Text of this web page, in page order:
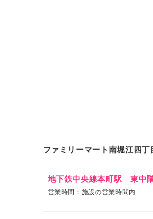
ファミリーマート南堀江四丁
地下鉄中央線本町駅 東中
営業時間：施設の営業時間内